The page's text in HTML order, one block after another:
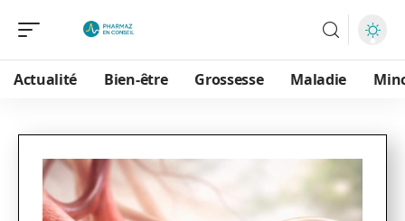
Actualité Bien-être Grossesse Maladie